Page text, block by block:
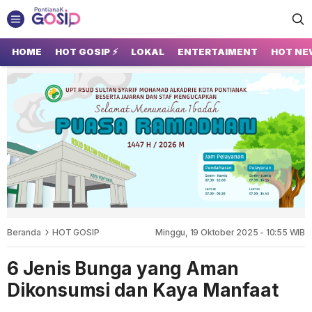
GOSIP PONTIANAK
Tempatnya Gosip Terupdate Pontianak
HOME HOT GOSIP ⚡ LOKAL ENTERTAIMENT HOT
Beranda HOT GOSIP Minggu, 19 Oktober 2025 - 10:55 WIB
6 Jenis Bunga yang Aman
Dikonsumsi dan Kaya Manfaat